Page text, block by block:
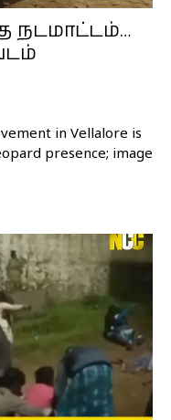
நடமாட்டம்…
in Vellalore is
presence; image